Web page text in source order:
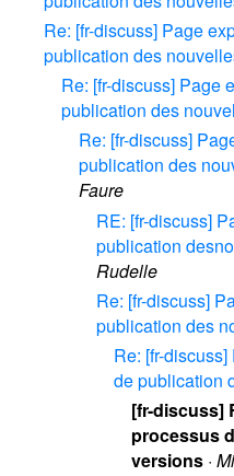
Re: [fr-discuss] Page
publication des
Re: [fr-discuss] Page
publication des
Re: [fr-discuss]
publication des
Faure
RE: [fr-discuss]
publication
Rudelle
Re: [fr-discuss]
publication des
Re: [fr-
de publication
[fr-discuss]
processus
versions ·